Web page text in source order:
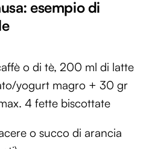
esempio di
o di tè, 200 ml di latte
yogurt magro + 30 gr
4 fette biscottate
o succo di arancia